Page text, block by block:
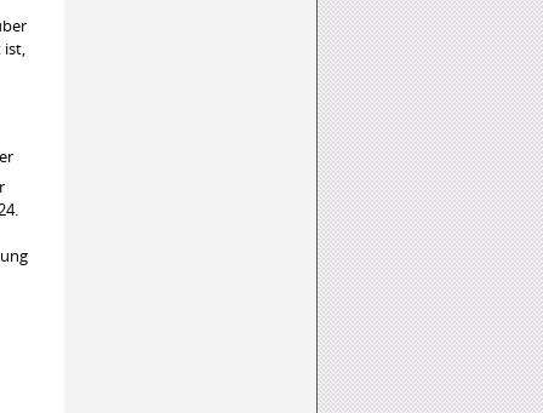
ist,